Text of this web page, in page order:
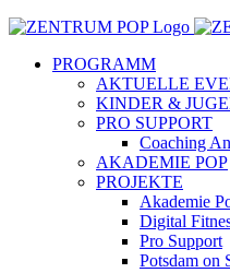
Zum
springenPROGRAMM
AKTUELLE
KINDER &
PRO SUPPORT
Coaching
AKADEMIE POP
PROJEKTE
Akademie
Digital
Pro Support
Potsdam on